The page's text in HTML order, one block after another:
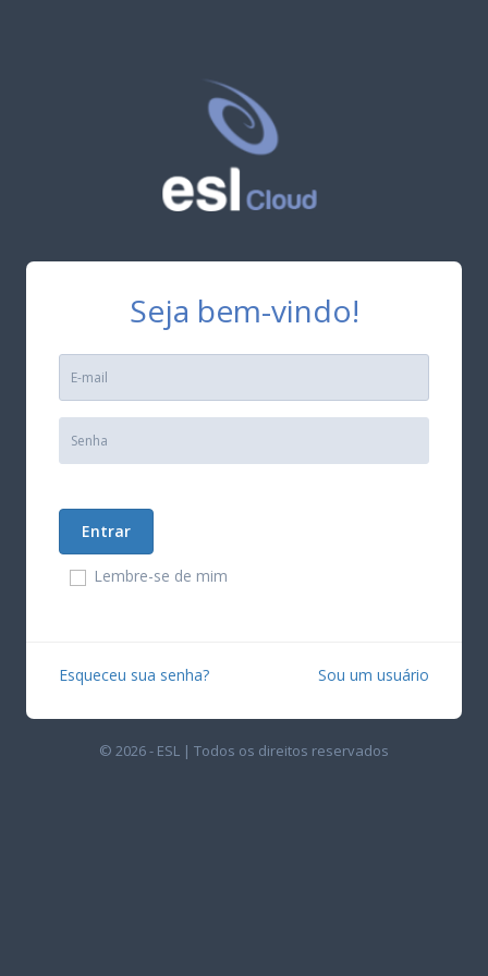
Seja bem-vindo!
Lembre-se de mim
Sou um usuário
Esqueceu sua senha?
© 2026 - ESL | Todos os direitos reservados